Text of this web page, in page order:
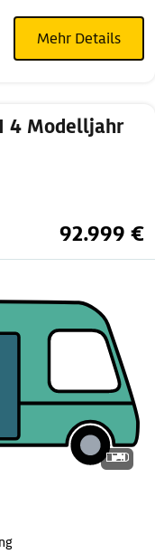
Mehr Details
4 Modelljahr
92.999 €